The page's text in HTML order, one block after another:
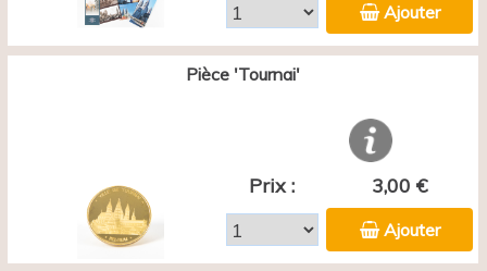
Ajouter
Pièce 'Tournai'
Prix : 3,00 €
Ajouter